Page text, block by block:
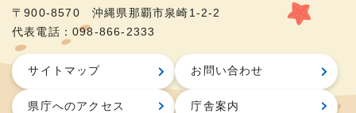
〒900-8570 沖縄県那覇市泉崎1-2-2
代表電話：098-866-2333
サイトマップ お問い合わせ
県庁へのアクセス 庁舎案内